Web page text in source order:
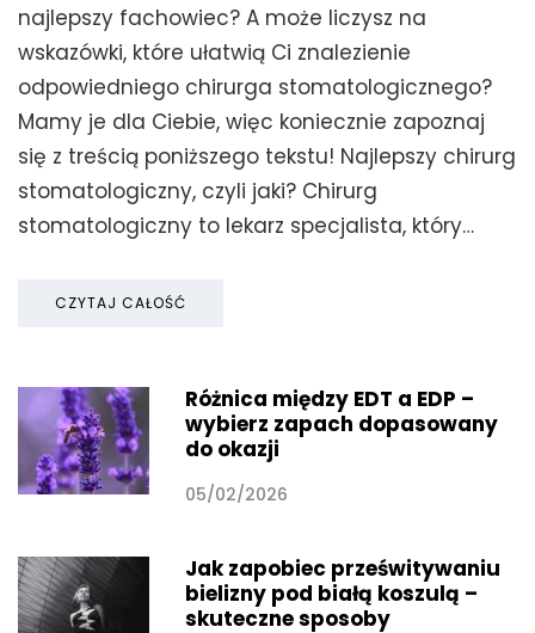
najlepszy fachowiec? A może liczysz na
wskazówki, które ułatwią Ci znalezienie
odpowiedniego chirurga stomatologicznego?
Mamy je dla Ciebie, więc koniecznie zapoznaj
się z treścią poniższego tekstu! Najlepszy chirurg
stomatologiczny, czyli jaki? Chirurg
stomatologiczny to lekarz specjalista, który…
CZYTAJ CAŁOŚĆ
Różnica między EDT a EDP –
wybierz zapach dopasowany
do okazji
05/02/2026
Jak zapobiec prześwitywaniu
bielizny pod białą koszulą –
skuteczne sposoby